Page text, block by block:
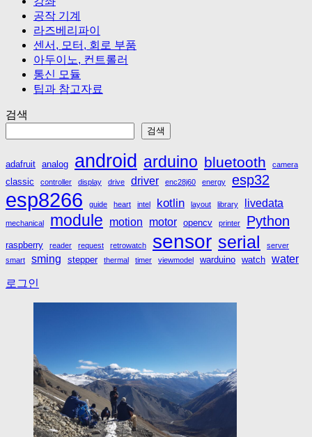
공작 기계
라즈베리파이
센서, 모터, 회로 부품
아두이노, 컨트롤러
통신 모듈
팁과 참고자료
검색
검색
adafruit analog android arduino bluetooth camera
classic controller display drive driver enc28j60 energy esp32
esp8266 guide heart intel kotlin layout library livedata
mechanical module motion motor opencv printer Python
raspberry reader request retrowatch sensor serial
server
smart
sming stepper thermal timer viewmodel warduino watch water
로그인